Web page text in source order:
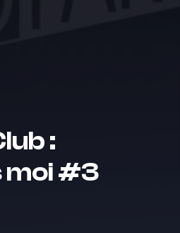
:
moi #3